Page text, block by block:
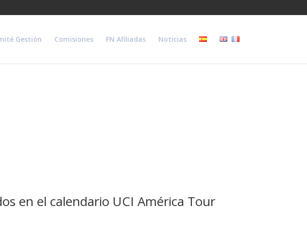
Gestión Comisiones FN Afiliadas Noticias
en el calendario UCI América Tour